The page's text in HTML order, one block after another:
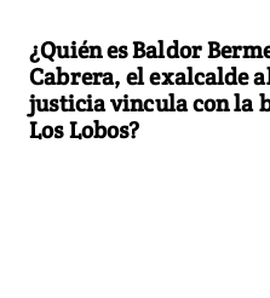
¿Quién es Baldor
Cabrera, el exalcalde
justicia vincula con la
Los Lobos?